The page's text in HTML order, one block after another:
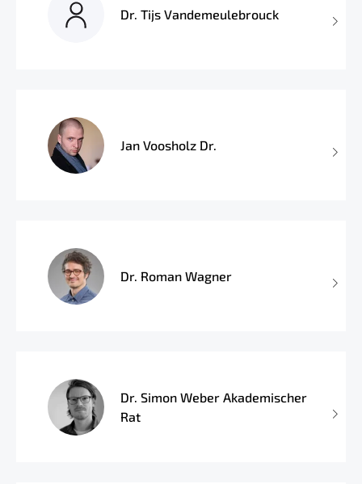
Dr. Tijs Vandemeulebrouck
Jan Voosholz Dr.
Dr. Roman Wagner
Dr. Simon Weber Akademischer
Rat